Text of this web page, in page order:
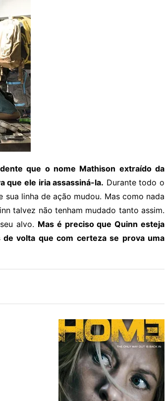
que o nome Mathison extraído da
que ele iria assassiná-la. Durante todo o
linha de ação mudou. Mas como nada
talvez não tenham mudado tanto assim.
alvo. Mas é preciso que Quinn esteja
volta que com certeza se prova uma